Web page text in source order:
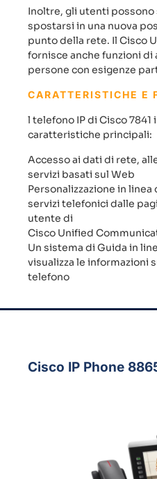
Inoltre, gli utenti
spostarsi in una nuova
punto della rete. Il Cisco
fornisce anche funzioni
persone con esigenze
CARATTERISTICHE E
l telefono IP di Cisco
caratteristiche principali:
Accesso ai dati di rete,
servizi basati sul Web
Personalizzazione in
servizi telefonici dalle
utente di
Cisco Unified
Un sistema di Guida in
visualizza le informazioni
telefono
Cisco IP Phone